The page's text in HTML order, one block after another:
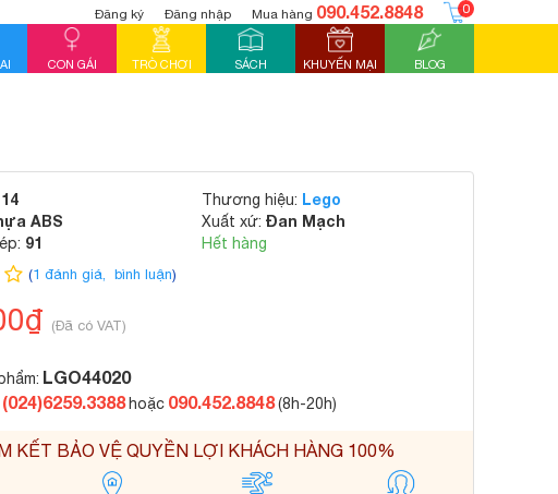
Đăng ký Đăng nhập Mua hàng 090.452.8848 0
CON GÁI TRÒ CHƠI SÁCH KHUYẾN MẠI BLOG
ABS
91
Thương hiệu: Lego
Xuất xứ: Đan Mạch
Hết hàng
(1 đánh giá, bình luận)
(Đã có VAT)
KẾT BẢO VỆ QUYỀN LỢI KHÁCH HÀNG 100%
LGO44020
(024)6259.3388 hoặc 090.452.8848(8h-20h)